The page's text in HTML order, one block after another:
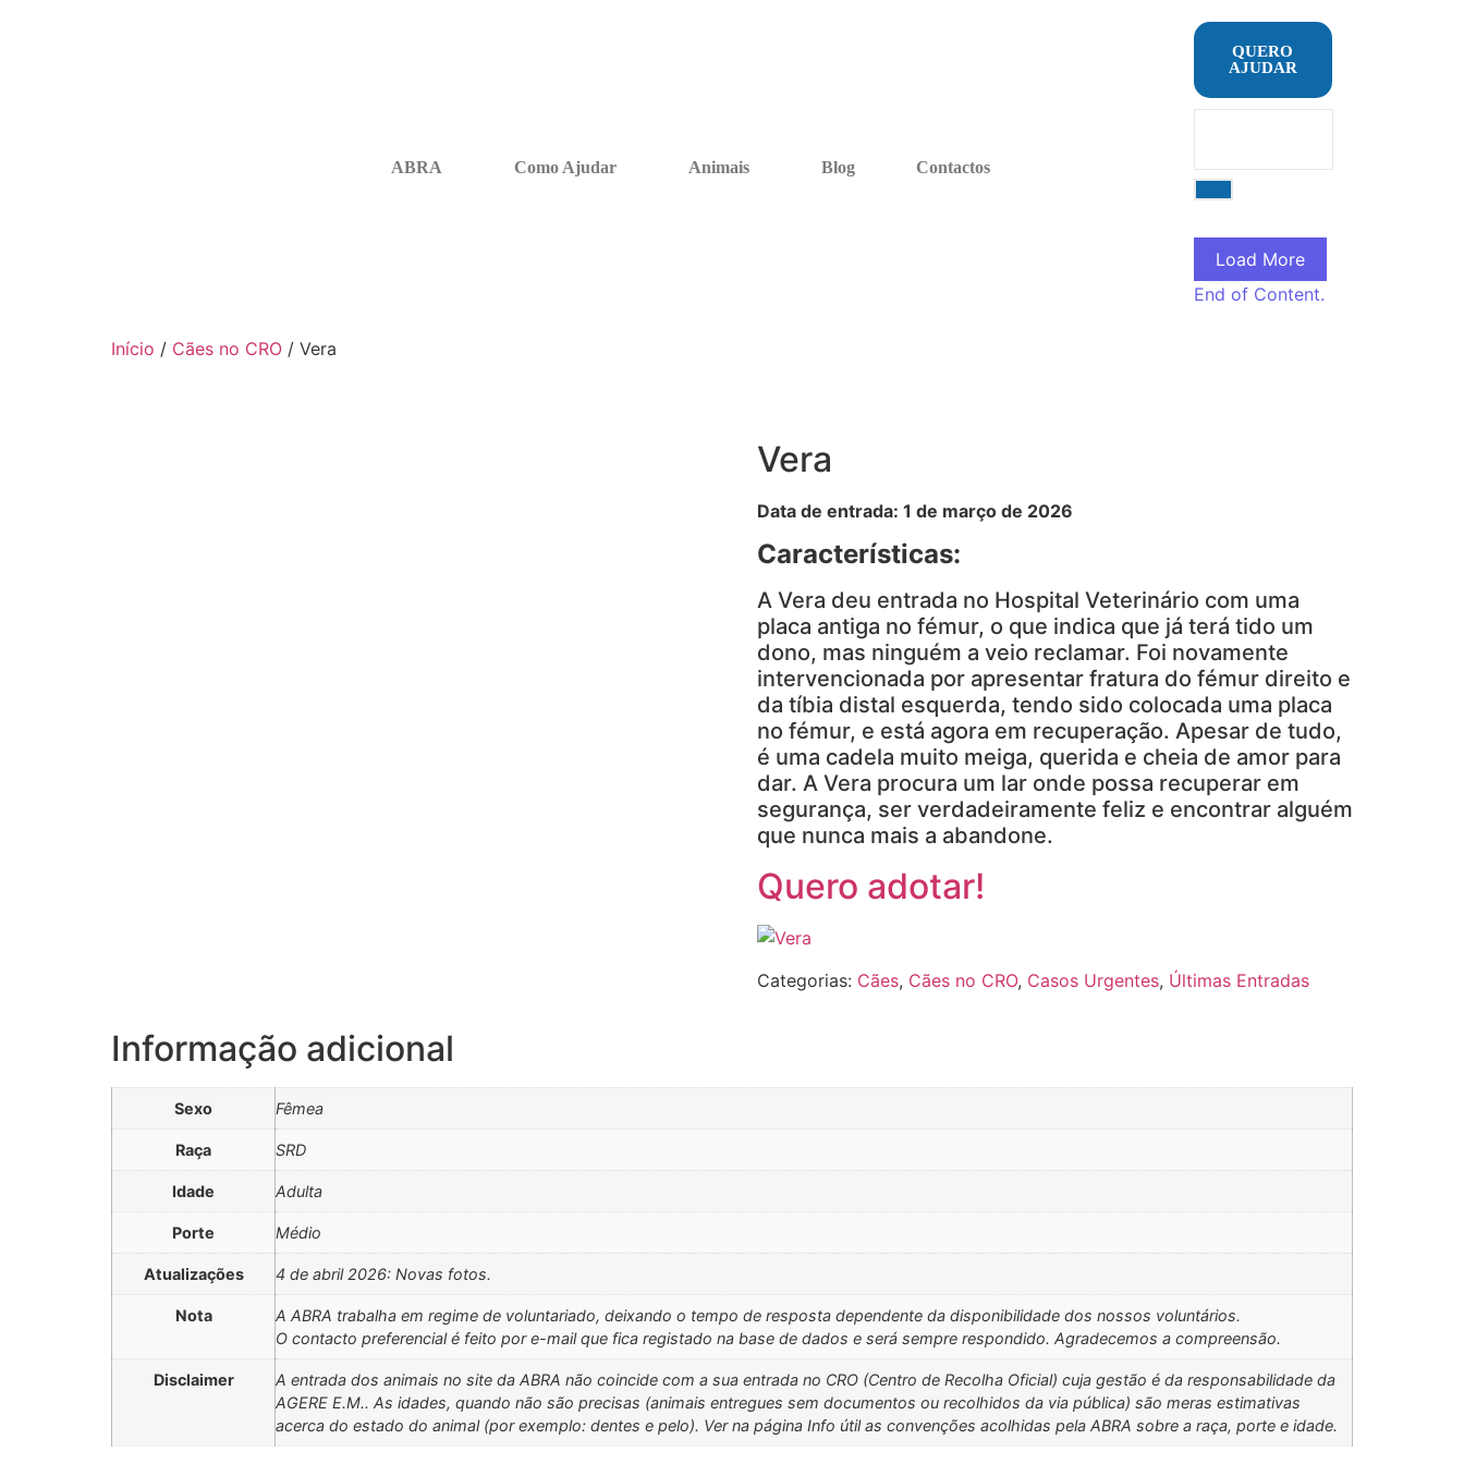
ABRA Como Ajudar Animais Blog Contactos
QUERO
AJUDAR
Load More
End of Content.
Início / Cães no CRO / Vera
Vera
Data de entrada: 1 de março de 2026
Características:
A Vera deu entrada no Hospital Veterinário com uma
placa antiga no fémur, o que indica que já terá tido um
dono, mas ninguém a veio reclamar. Foi novamente
intervencionada por apresentar fratura do fémur direito e
da tíbia distal esquerda, tendo sido colocada uma placa
no fémur, e está agora em recuperação. Apesar de tudo,
é uma cadela muito meiga, querida e cheia de amor para
dar. A Vera procura um lar onde possa recuperar em
segurança, ser verdadeiramente feliz e encontrar alguém
que nunca mais a abandone.
Quero adotar!
Categorias: Cães, Cães no CRO, Casos Urgentes, Últimas Entradas
Informação adicional
Sexo Fêmea
Raça SRD
Idade Adulta
Porte Médio
Atualizações 4 de abril 2026: Novas fotos.
Nota
A ABRA trabalha em regime de voluntariado, deixando o tempo de resposta dependente da disponibilidade dos nossos voluntários.
O contacto preferencial é feito por e-mail que fica registado na base de dados e será sempre respondido. Agradecemos a compreensão.
Disclaimer
A entrada dos animais no site da ABRA não coincide com a sua entrada no CRO (Centro de Recolha Oficial) cuja gestão é da responsabilidade da
AGERE E.M.. As idades, quando não são precisas (animais entregues sem documentos ou recolhidos da via pública) são meras estimativas
acerca do estado do animal (por exemplo: dentes e pelo). Ver na página Info útil as convenções acolhidas pela ABRA sobre a raça, porte e idade.